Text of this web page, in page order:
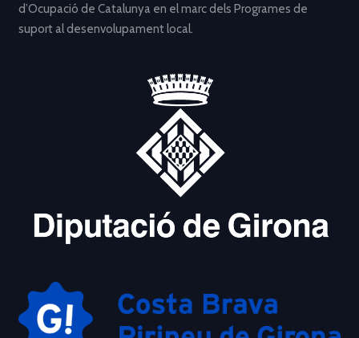
d’Ocupació de Catalunya en el marc dels Programes de
suport al desenvolupament local.